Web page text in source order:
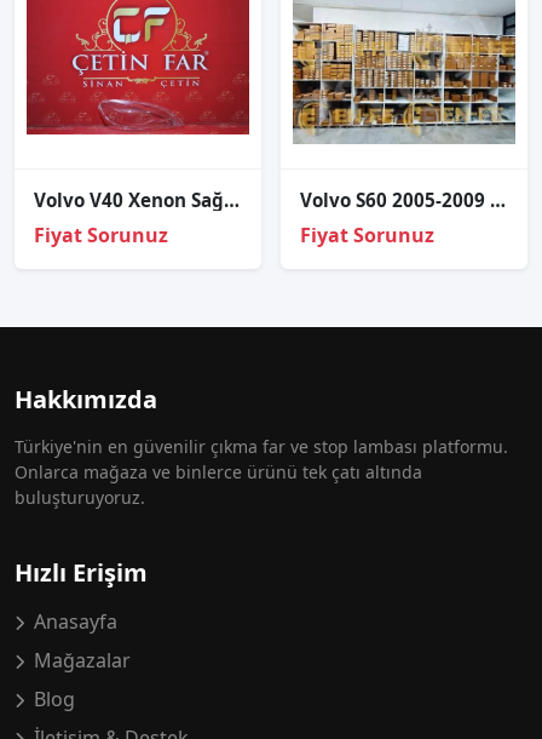
Volvo V40 Xenon Sağ Far Cami
Fiyat Sorunuz
Volvo S60 2005-2009 Xenon Far Beyni 30784246
Fiyat Sorunuz
Hakkımızda
Türkiye'nin en güvenilir çıkma far ve stop lambası platformu.
Onlarca mağaza ve binlerce ürünü tek çatı altında
buluşturuyoruz.
Hızlı Erişim
Anasayfa
Mağazalar
Blog